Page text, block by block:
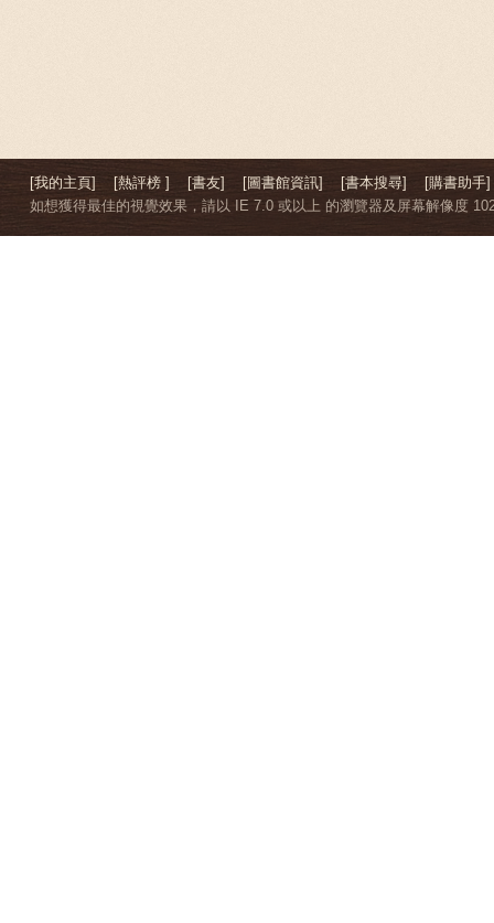
[我的主頁] [熱評榜 ] [書友] [圖書館資訊] [書本搜尋]
[購書助手]
如想獲得最佳的視覺效果，請以 IE 7.0 或以上 的瀏覽器及屏幕解像度